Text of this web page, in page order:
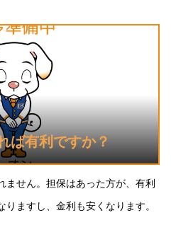
ば有利ですか？
ません。担保はあった方が、有利
ますし、金利も安くなります。